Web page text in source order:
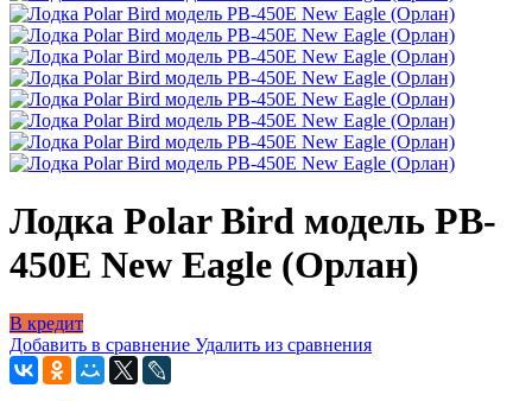
Лодка Polar Bird модель PB-
450E New Eagle (Орлан)
В кредит
Добавить в сравнение Удалить из сравнения